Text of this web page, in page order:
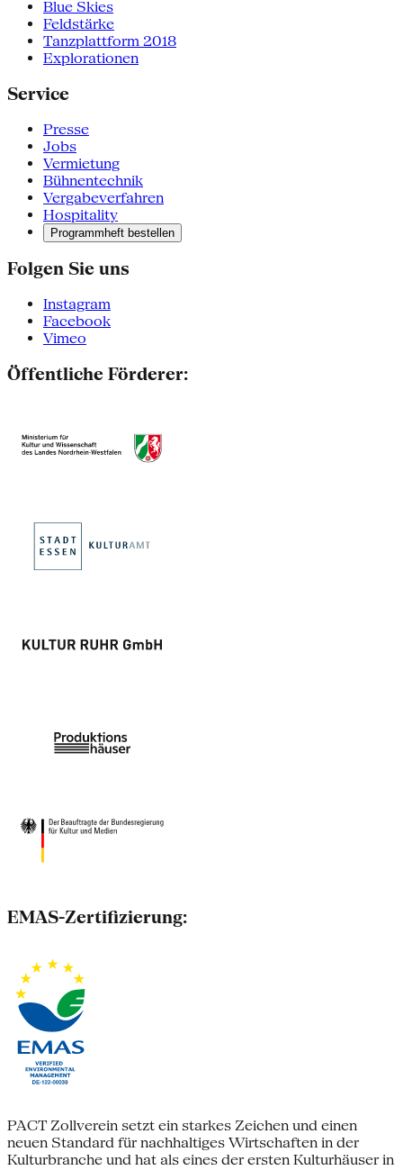
Blue Skies
Feldstärke
Tanzplattform 2018
Explorationen
Service
Presse
Jobs
Vermietung
Bühnentechnik
Vergabeverfahren
Hospitality
Programmheft bestellen
Folgen Sie uns
Instagram
Facebook
Vimeo
Öffentliche Förderer:
EMAS-Zertifizierung:
PACT Zollverein setzt ein starkes Zeichen und einen
neuen Standard für nachhaltiges Wirtschaften in der
Kulturbranche und hat als eines der ersten Kulturhäuser in